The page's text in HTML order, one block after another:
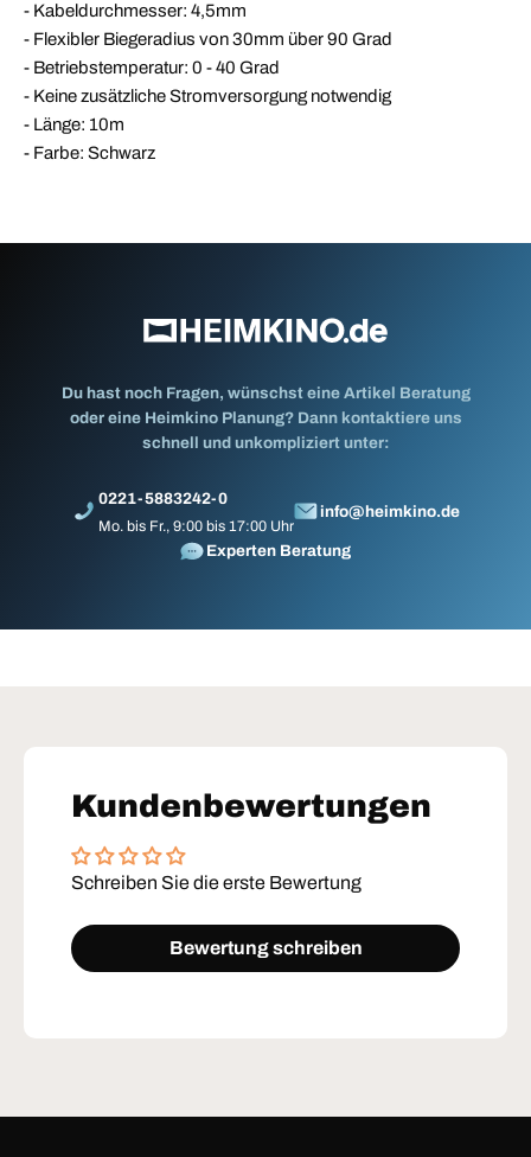
- Kabeldurchmesser: 4,5mm
- Flexibler Biegeradius von 30mm über 90 Grad
- Betriebstemperatur: 0 - 40 Grad
- Keine zusätzliche Stromversorgung notwendig
- Länge: 10m
- Farbe: Schwarz
Du hast noch Fragen, wünschst eine Artikel Beratung
oder eine Heimkino Planung? Dann kontaktiere uns
schnell und unkompliziert unter:
0221-5883242-0
Mo. bis Fr., 9:00 bis 17:00 Uhr
info@heimkino.de
Experten Beratung
Kundenbewertungen
Schreiben Sie die erste Bewertung
Bewertung schreiben